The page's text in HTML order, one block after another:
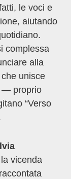
le voci e
aiutando
complessa
alla
unisce
— proprio
“Verso
vicenda